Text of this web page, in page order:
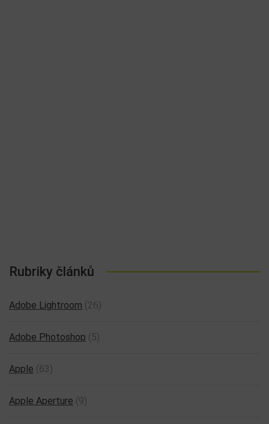
Rubriky článků
Adobe Lightroom (26)
Adobe Photoshop (5)
Apple (63)
Apple Aperture (9)